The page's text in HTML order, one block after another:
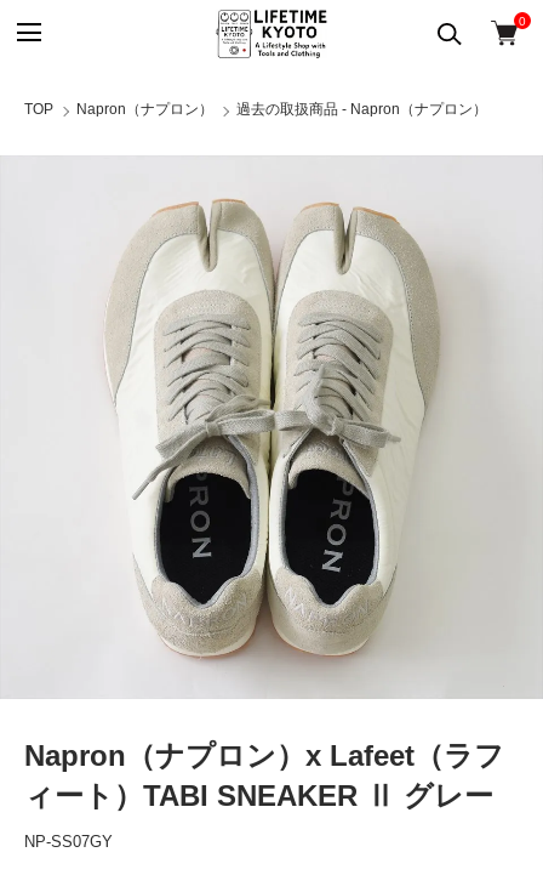
0
TOP Napron（ナプロン） 過去の取扱商品 - Napron（ナプロン）
Napron（ナプロン）x Lafeet（ラフ
ィート）TABI SNEAKER Ⅱ グレー
NP-SS07GY